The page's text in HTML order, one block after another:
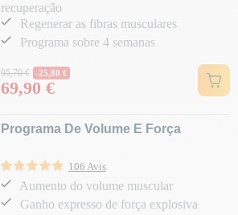
recuperação
Regenerar as fibras musculares
Programa sobre 4 semanas
Preço normal
95,70 € -25,80 €
Preço
69,90 €
Programa De Volume E Força
106 Avis
Aumento do volume muscular
Ganho expresso de força explosiva